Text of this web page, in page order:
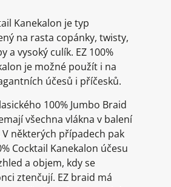
Kanekalon je typ
na rasta copánky, twisty,
a vysoký culík. EZ 100%
je možné použít i na
účesů i příčesků.
100% Jumbo Braid
všechna vlákna v balení
některých případech pak
Cocktail Kanekalon účesu
a objem, kdy se
ztenčují. EZ braid má